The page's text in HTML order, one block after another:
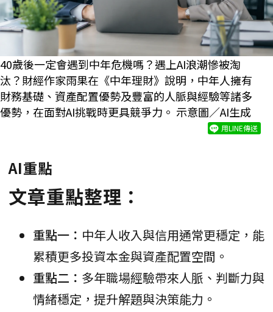
40歲後一定會遇到中年危機嗎？遇上AI浪潮慘被淘
汰？財經作家雨果在《中年理財》說明，中年人擁有
財務基礎、資產配置優勢及豐富的人脈與經驗等諸多
優勢，在面對AI挑戰時更具競爭力。 示意圖／AI生成
用LINE傳送
AI重點
文章重點整理：
重點一： 中年人收入與信用通常更穩定，能
累積更多投資本金與資產配置空間。
重點二： 多年職場經驗帶來人脈、判斷力與
情緒穩定，提升解題與決策能力。